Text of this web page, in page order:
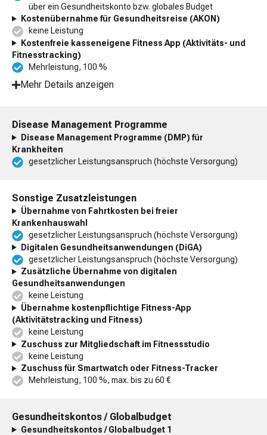
über ein Gesundheitskonto bzw. globales Budget
Kostenübernahme für Gesundheitsreise (AKON)
keine Leistung
Kostenfreie kasseneigene Fitness App (Aktivitäts- und
Fitnesstracking)
Mehrleistung, 100 %
Mehr Details anzeigen
Disease Management Programme
Disease Management Programme (DMP) für
Krankheiten
gesetzlicher Leistungsanspruch (höchste Versorgung)
Sonstige Zusatzleistungen
Übernahme von Fahrtkosten bei freier
Krankenhauswahl
gesetzlicher Leistungsanspruch (höchste Versorgung)
Digitalen Gesundheitsanwendungen (DiGA)
gesetzlicher Leistungsanspruch (höchste Versorgung)
Zusätzliche Übernahme von digitalen
Gesundheitsanwendungen
keine Leistung
Übernahme kostenpflichtige Fitness-App
(Aktivitätstracking und Fitness)
keine Leistung
Zuschuss zur Mitgliedschaft im Fitnessstudio
keine Leistung
Zuschuss für Smartwatch oder Fitness-Tracker
Mehrleistung, 100 %, max. bis zu 60 €
Gesundheitskontos / Globalbudget
Gesundheitskontos / Globalbudget 1